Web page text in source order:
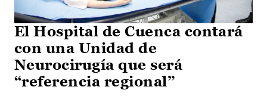
El Hospital de Cuenca contará
con una Unidad de
Neurocirugía que será
“referencia regional”